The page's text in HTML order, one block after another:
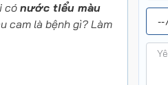
có nước tiểu màu
cam là bệnh gì? Làm